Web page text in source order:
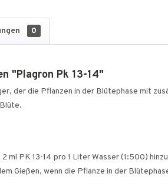
0
"Plagron Pk 13-14"
der die Pflanzen in der Blütephase mit
ml PK 13-14 pro 1 Liter Wasser (1:500)
Gießen, wenn die Pflanze in der